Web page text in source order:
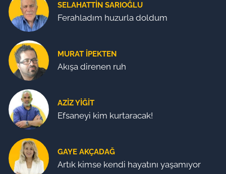
SELAHATTIN SARIOĞLU
Ferahladım huzurla doldum
MURAT İPEKTEN
Akışa direnen ruh
AZIZ YIĞIT
Efsaneyi kim kurtaracak!
GAYE AKÇADAĞ
Artık kimse kendi hayatını yaşamıyor